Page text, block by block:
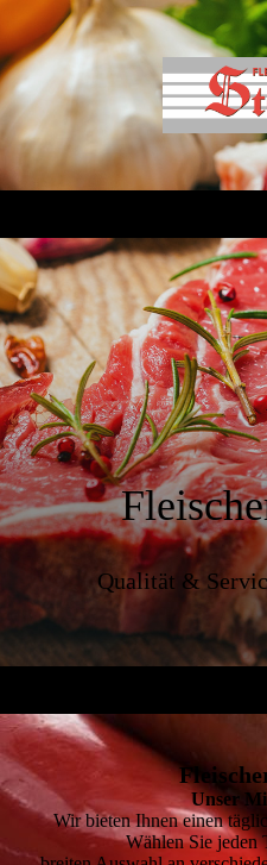
Qualität &
Unser
Wir bieten Ihnen einen
Wählen Sie jeden